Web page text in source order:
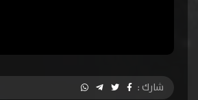
شارك :